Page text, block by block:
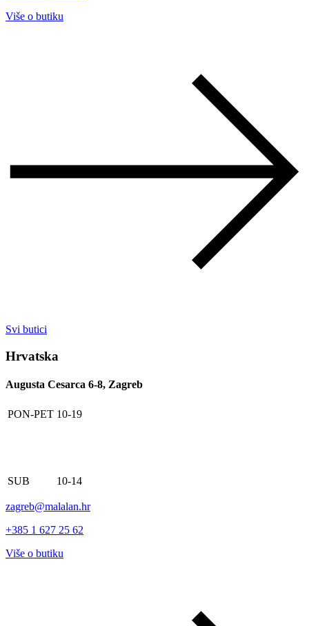
Više o butiku
Svi butici
Hrvatska
Augusta Cesarca 6-8, Zagreb
PON-PET 10-19
SUB 10-14
zagreb@malalan.hr
+385 1 627 25 62
Više o butiku